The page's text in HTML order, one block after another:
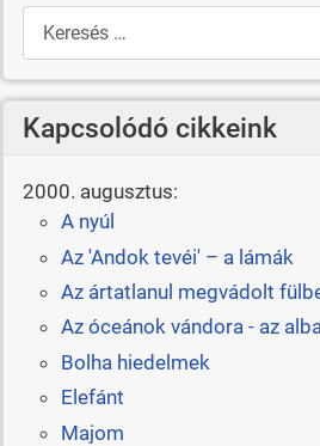
Keresés
Kapcsolódó cikkeink
2000. augusztus:
A nyúl
Az 'Andok tevéi' – a lámák
Az ártatlanul megvádolt
Az óceánok vándora - az
Bolha hiedelmek
Elefánt
Majom